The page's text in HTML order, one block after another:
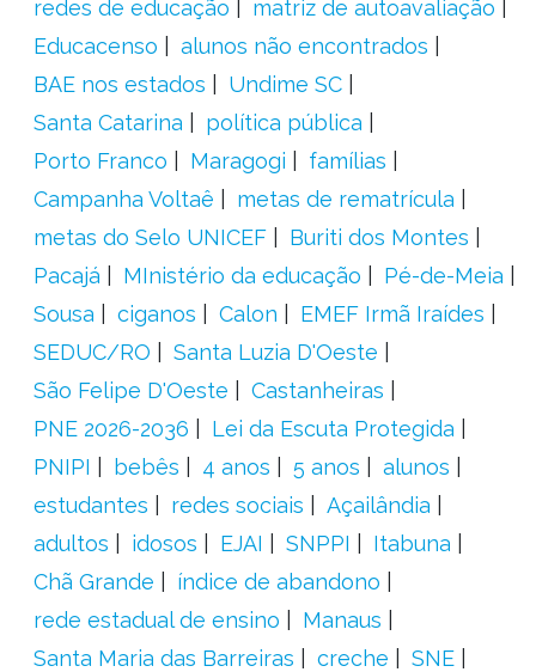
redes de educação
matriz de autoavaliação
Educacenso
alunos não encontrados
BAE nos estados
Undime SC
Santa Catarina
política pública
Porto Franco
Maragogi
famílias
Campanha Voltaê
metas de rematrícula
metas do Selo UNICEF
Buriti dos Montes
Pacajá
MInistério da educação
Pé-de-Meia
Sousa
ciganos Calon
EMEF Irmã Iraídes
SEDUC/RO
Santa Luzia D'Oeste
São Felipe D'Oeste
Castanheiras
PNE 2026-2036
Lei da Escuta Protegida
PNIPI
bebês 4 anos 5 anos
alunos
estudantes
redes sociais
Açailândia
adultos
idosos EJAI SNPPI
Itabuna
Chã Grande
índice de abandono
rede estadual de ensino
Manaus
Santa Maria das Barreiras
creche
SNE